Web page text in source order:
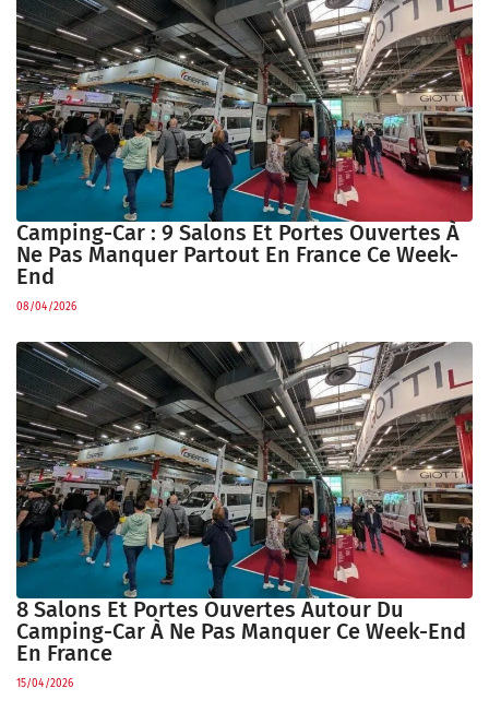
Camping-Car : 9 Salons Et Portes Ouvertes À
Ne Pas Manquer Partout En France Ce Week-
End
08/04/2026
8 Salons Et Portes Ouvertes Autour Du
Camping-Car À Ne Pas Manquer Ce Week-End
En France
15/04/2026